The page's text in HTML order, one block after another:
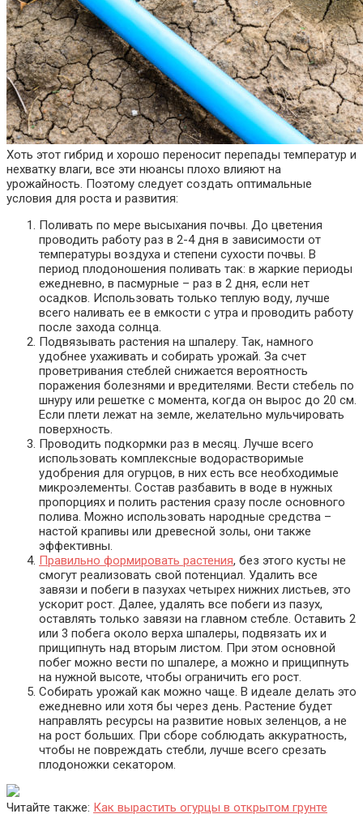
Хоть этот гибрид и хорошо переносит перепады температур и
нехватку влаги, все эти нюансы плохо влияют на
урожайность. Поэтому следует создать оптимальные
условия для роста и развития:
Поливать по мере высыхания почвы. До цветения
проводить работу раз в 2-4 дня в зависимости от
температуры воздуха и степени сухости почвы. В
период плодоношения поливать так: в жаркие периоды
ежедневно, в пасмурные – раз в 2 дня, если нет
осадков. Использовать только теплую воду, лучше
всего наливать ее в емкости с утра и проводить работу
после захода солнца.
Подвязывать растения на шпалеру. Так, намного
удобнее ухаживать и собирать урожай. За счет
проветривания стеблей снижается вероятность
поражения болезнями и вредителями. Вести стебель по
шнуру или решетке с момента, когда он вырос до 20 см.
Если плети лежат на земле, желательно мульчировать
поверхность.
Проводить подкормки раз в месяц. Лучше всего
использовать комплексные водорастворимые
удобрения для огурцов, в них есть все необходимые
микроэлементы. Состав разбавить в воде в нужных
пропорциях и полить растения сразу после основного
полива. Можно использовать народные средства –
настой крапивы или древесной золы, они также
эффективны.
Правильно формировать растения, без этого кусты не
смогут реализовать свой потенциал. Удалить все
завязи и побеги в пазухах четырех нижних листьев, это
ускорит рост. Далее, удалять все побеги из пазух,
оставлять только завязи на главном стебле. Оставить 2
или 3 побега около верха шпалеры, подвязать их и
прищипнуть над вторым листом. При этом основной
побег можно вести по шпалере, а можно и прищипнуть
на нужной высоте, чтобы ограничить его рост.
Собирать урожай как можно чаще. В идеале делать это
ежедневно или хотя бы через день. Растение будет
направлять ресурсы на развитие новых зеленцов, а не
на рост больших. При сборе соблюдать аккуратность,
чтобы не повреждать стебли, лучше всего срезать
плодоножки секатором.
Читайте также: Как вырастить огурцы в открытом грунте